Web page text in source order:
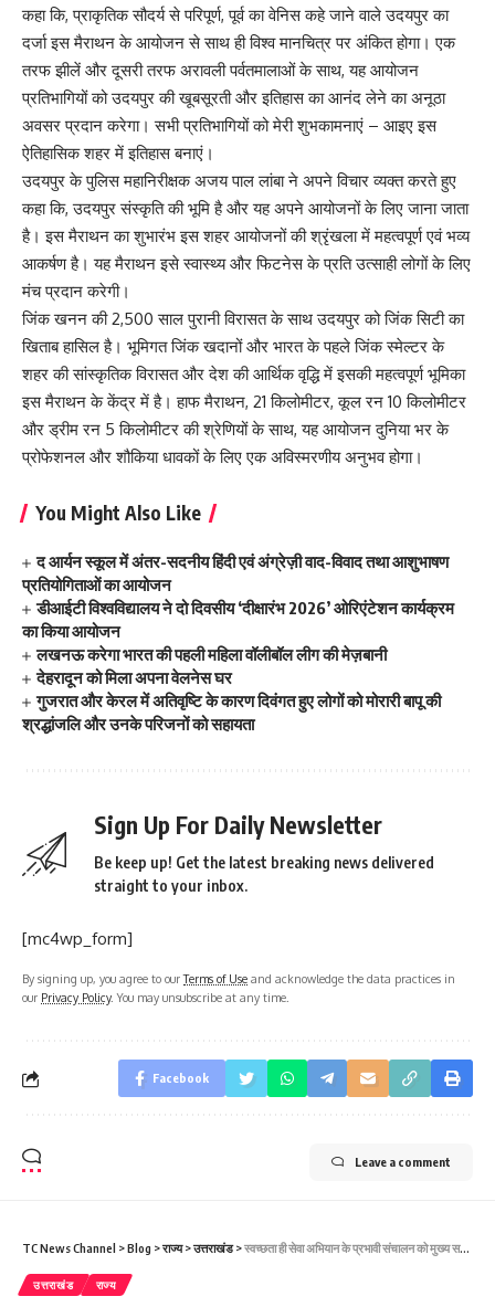
कहा कि, प्राकृतिक सौदर्य से परिपूर्ण, पूर्व का वेनिस कहे जाने वाले उदयपुर का
दर्जा इस मैराथन के आयोजन से साथ ही विश्व मानचित्र पर अंकित होगा। एक
तरफ झीलें और दूसरी तरफ अरावली पर्वतमालाओं के साथ, यह आयोजन
प्रतिभागियों को उदयपुर की खूबसूरती और इतिहास का आनंद लेने का अनूठा
अवसर प्रदान करेगा। सभी प्रतिभागियों को मेरी शुभकामनाएं – आइए इस
ऐतिहासिक शहर में इतिहास बनाएं।
उदयपुर के पुलिस महानिरीक्षक अजय पाल लांबा ने अपने विचार व्यक्त करते हुए
कहा कि, उदयपुर संस्कृति की भूमि है और यह अपने आयोजनों के लिए जाना जाता
है। इस मैराथन का शुभारंभ इस शहर आयोजनों की श्रृंखला में महत्वपूर्ण एवं भव्य
आकर्षण है। यह मैराथन इसे स्वास्थ्य और फिटनेस के प्रति उत्साही लोगों के लिए
मंच प्रदान करेगी।
जिंक खनन की 2,500 साल पुरानी विरासत के साथ उदयपुर को जिंक सिटी का
खिताब हासिल है। भूमिगत जिंक खदानों और भारत के पहले जिंक स्मेल्टर के
शहर की सांस्कृतिक विरासत और देश की आर्थिक वृद्धि में इसकी महत्वपूर्ण भूमिका
इस मैराथन के केंद्र में है। हाफ मैराथन, 21 किलोमीटर, कूल रन 10 किलोमीटर
और ड्रीम रन 5 किलोमीटर की श्रेणियों के साथ, यह आयोजन दुनिया भर के
प्रोफेशनल और शौकिया धावकों के लिए एक अविस्मरणीय अनुभव होगा।
You Might Also Like
द आर्यन स्कूल में अंतर-सदनीय हिंदी एवं अंग्रेज़ी वाद-विवाद तथा आशुभाषण
प्रतियोगिताओं का आयोजन
डीआईटी विश्वविद्यालय ने दो दिवसीय ‘दीक्षारंभ 2026’ ओरिएंटेशन कार्यक्रम
का किया आयोजन
लखनऊ करेगा भारत की पहली महिला वॉलीबॉल लीग की मेज़बानी
देहरादून को मिला अपना वेलनेस घर
गुजरात और केरल में अतिवृष्टि के कारण दिवंगत हुए लोगों को मोरारी बापू की
श्रद्धांजलि और उनके परिजनों को सहायता
Sign Up For Daily Newsletter
Be keep up! Get the latest breaking news delivered
straight to your inbox.
[mc4wp_form]
By signing up, you agree to ourTerms of Use and acknowledge the data practices in
our Privacy Policy. You may unsubscribe at any time.
Facebook
Leave a comment
TC News Channel >Blog >राज्य>उत्तराखंड>स्वच्छता ही सेवा अभियान के प्रभावी संचालन को मुख्य सचिव ने जनभागीदारी, जागरूकता, व एडवोकेसी के निर्देश दिए
उत्तराखंड राज्य